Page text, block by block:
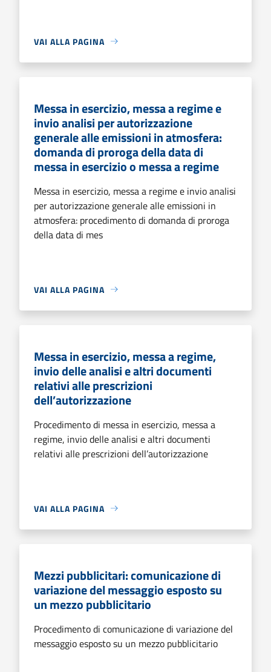
VAI ALLA PAGINA
Messa in esercizio, messa a regime e
invio analisi per autorizzazione
generale alle emissioni in atmosfera:
domanda di proroga della data di
messa in esercizio o messa a regime
Messa in esercizio, messa a regime e invio analisi
per autorizzazione generale alle emissioni in
atmosfera: procedimento di domanda di proroga
della data di mes
VAI ALLA PAGINA
Messa in esercizio, messa a regime,
invio delle analisi e altri documenti
relativi alle prescrizioni
dell’autorizzazione
Procedimento di messa in esercizio, messa a
regime, invio delle analisi e altri documenti
relativi alle prescrizioni dell’autorizzazione
VAI ALLA PAGINA
Mezzi pubblicitari: comunicazione di
variazione del messaggio esposto su
un mezzo pubblicitario
Procedimento di comunicazione di variazione del
messaggio esposto su un mezzo pubblicitario